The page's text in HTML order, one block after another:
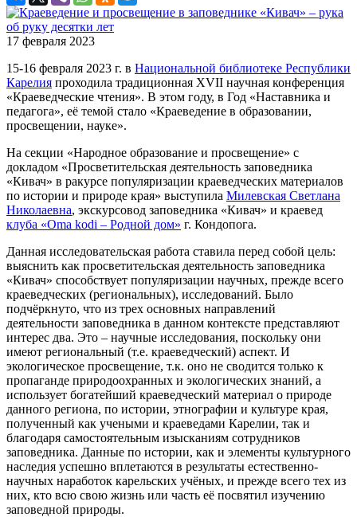
17 февраля 2023
15-16 февраля 2023 г. в Национальной библиотеке Республики
Карелия проходила традиционная XVII научная конференция
«Краеведческие чтения». В этом году, в Год «Наставника и
педагога», её темой стало «Краеведение в образовании,
просвещении, науке».
На секции «Народное образование и просвещение» с
докладом «Просветительская деятельность заповедника
«Кивач» в ракурсе популяризации краеведческих материалов
по истории и природе края» выступила Милевская Светлана
Николаевна, экскурсовод заповедника «Кивач» и краевед
клуба «Oma kodi – Родной дом» г. Кондопога.
Данная исследовательская работа ставила перед собой цель:
выяснить как просветительская деятельность заповедника
«Кивач» способствует популяризации научных, прежде всего
краеведческих (региональных), исследований. Было
подчёркнуто, что из трех основных направлений
деятельности заповедника в данном контексте представляют
интерес два. Это – научные исследования, поскольку они
имеют региональный (т.е. краеведческий) аспект. И
экологическое просвещение, т.к. оно не сводится только к
пропаганде природоохранных и экологических знаний, а
использует богатейший краеведческий материал о природе
данного региона, по истории, этнографии и культуре края,
полученный как учеными и краеведами Карелии, так и
благодаря самостоятельным изысканиям сотрудников
заповедника. Данные по истории, как и элементы культурного
наследия успешно вплетаются в результаты естественно-
научных наработок карельских учёных, и прежде всего тех из
них, кто всю свою жизнь или часть её посвятил изучению
заповедной природы.